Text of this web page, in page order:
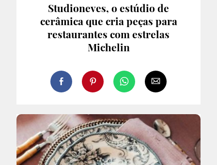
Studioneves, o estúdio de
cerâmica que cria peças para
restaurantes com estrelas
Michelin